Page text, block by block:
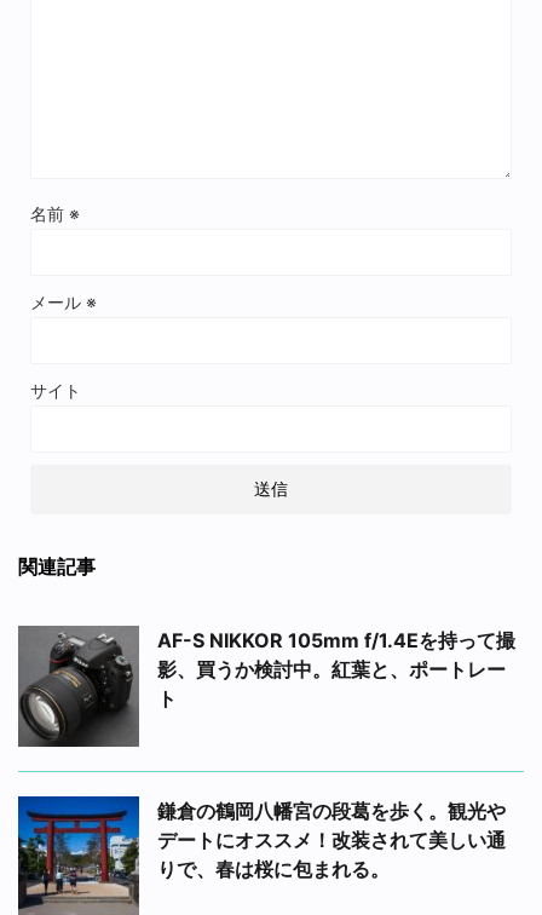
名前 ※
メール ※
サイト
関連記事
AF-S NIKKOR 105mm f/1.4Eを持って撮
影、買うか検討中。紅葉と、ポートレー
ト
鎌倉の鶴岡八幡宮の段葛を歩く。観光や
デートにオススメ！改装されて美しい通
りで、春は桜に包まれる。